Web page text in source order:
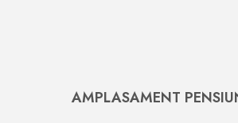
AMPLASAMENT